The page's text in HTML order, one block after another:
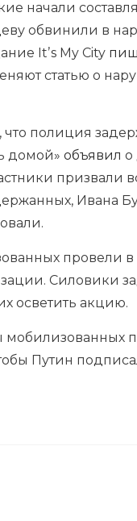
начали
обвинили в
Itʼs My City
статью о
, что полиция
домой» объявил о
призвали
Ивана
провели
Силовики
осветить акцию.
Путин